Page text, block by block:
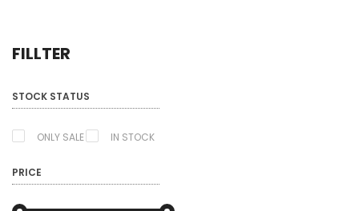
FILLTER
STOCK STATUS
ONLY SALE IN STOCK
PRICE